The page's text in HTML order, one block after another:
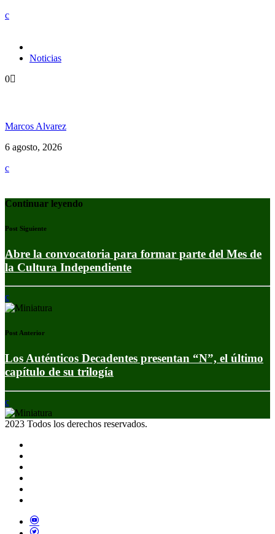
Noticias
0
Marcos Alvarez
6 agosto, 2026
Continuar leyendo
Post Siguiente
Abre la convocatoria para formar parte del Mes de
la Cultura Independiente
Post Anterior
Los Auténticos Decadentes presentan “N”, el último
capítulo de su trilogía
2023 Todos los derechos reservados.